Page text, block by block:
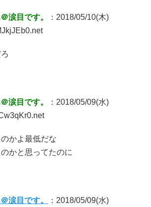
涙目です。
：2018/05/10(木)
涙目です。
：2018/05/09(水)
かよ最低だな
かと思ってたのに
涙目です。
：2018/05/09(水)